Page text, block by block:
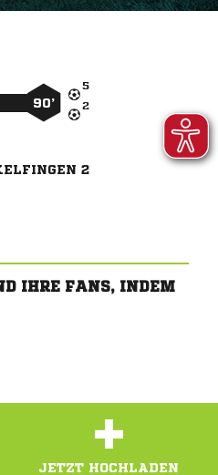


90’
2
IHRE FANS, INDEM
+
JETZT HOCHLADEN